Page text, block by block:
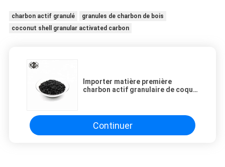
charbon actif granulé
granules de charbon de bois
coconut shell granular activated carbon
Importer matière première
charbon actif granulaire de coque
Continuer